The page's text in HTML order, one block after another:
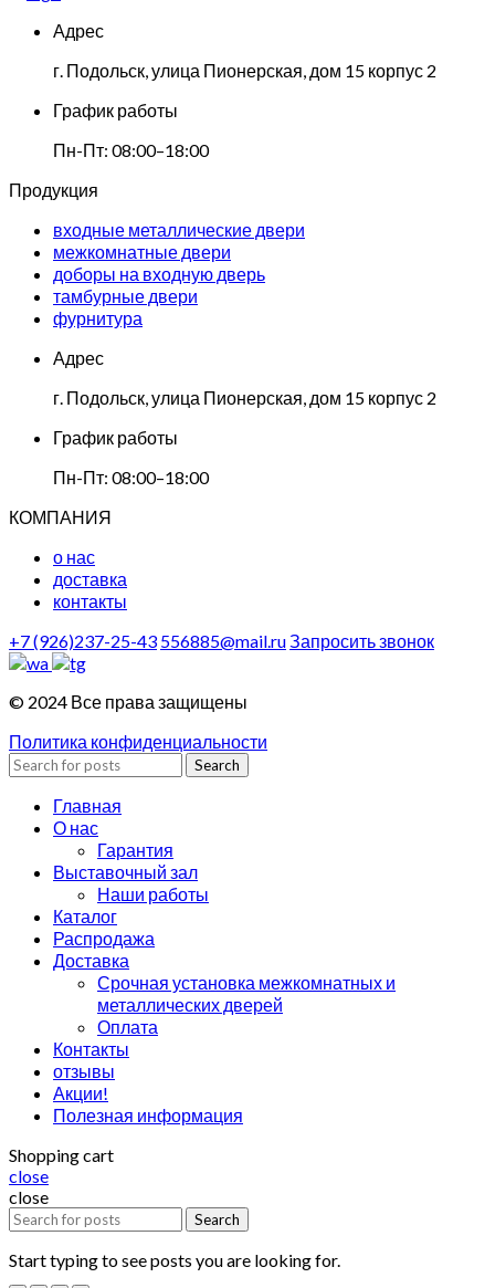
Адрес
г. Подольск, улица Пионерская, дом 15 корпус 2
График работы
Пн-Пт: 08:00–18:00
Продукция
входные металлические двери
межкомнатные двери
доборы на входную дверь
тамбурные двери
фурнитура
Адрес
г. Подольск, улица Пионерская, дом 15 корпус 2
График работы
Пн-Пт: 08:00–18:00
КОМПАНИЯ
о нас
доставка
контакты
+7 (926)237-25-43 556885@mail.ruЗапросить звонок
© 2024 Все права защищены
Политика конфиденциальности
Search
Главная
О нас
Гарантия
Выставочный зал
Наши работы
Каталог
Распродажа
Доставка
Срочная установка межкомнатных и
металлических дверей
Оплата
Контакты
отзывы
Акции!
Полезная информация
Shopping cart
close
close
Search
Start typing to see posts you are looking for.